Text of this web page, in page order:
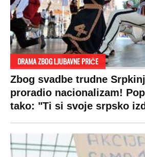
DRAMA ZBOG LJUBAVNE PRIČE
Zbog svadbe trudne
proradio nacionalizam!
tako: "Ti si svoje srpsko